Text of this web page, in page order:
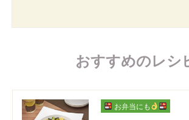
おすすめのレシ
お弁当にも